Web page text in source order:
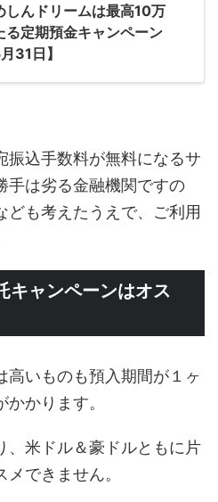
しんドリームは最高10万
る定期預金キャンペーン
31日】
振込手数料が無料になるサ
手は劣る金融機関ですの
ども考えたうえで、ご利用
キャンペーンはオス
高いものも預入期間が１ヶ
かります。
、米ドル＆豪ドルともに片
できません。